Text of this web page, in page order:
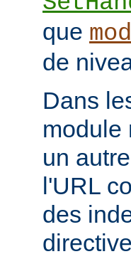
que
de
Dans
module
un
l'URL
des
directive